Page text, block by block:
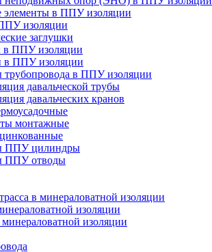
элементы в ППУ изоляции
изоляции
заглушки
в ППУ изоляции
в ППУ изоляции
трубопровода в ППУ изоляции
давальческой трубы
давальческих кранов
монтажные
ППУ цилиндры
ППУ отводы
в минераловатной изоляции
изоляции
изоляции